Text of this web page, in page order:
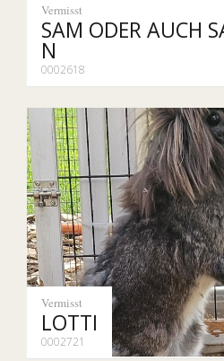
Vermisst
SAM ODER AUCH
N
0002618
Vermisst
LOTTI
0002721